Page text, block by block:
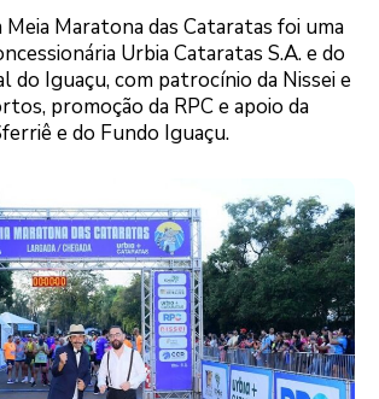
Meia Maratona das Cataratas foi uma
Urbia Cataratas S.A. e do
do Iguaçu, com patrocínio da Nissei e
promoção da RPC e apoio da
e do Fundo Iguaçu.